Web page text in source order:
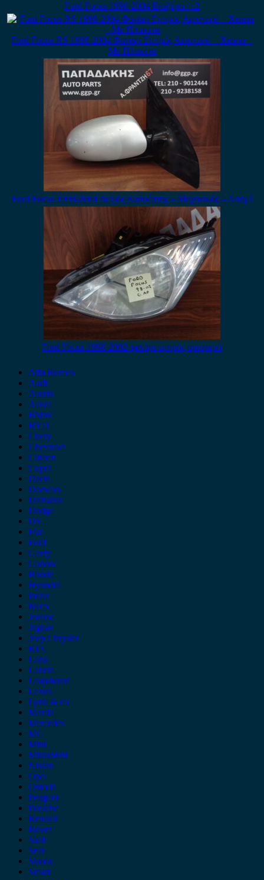
Ford Focus 1998-2004 Εταζέρα / c2
Ford Focus RS 1998-2004 Φανάρι Εμπρός Αριστερό – Xenon –
Με Πλακέτα
Ford Focus 1998-2004 Δεξιός Καθρέπτης – Μηχανικός – Ασημί
Ford Focus 1998-2002 φανάρι εμπρός αριστερό
Alfa Romeo
Audi
Austin
Acura
BMW
BYD
Chery
Chevrolet
Citroen
Cupra
Dacia
Daewoo
Daihatsu
Dodge
DS
Fiat
Ford
Geely
Gonow
Honda
Hyundai
Isuzu
iveco
Jaecoo
Jaguar
Jeep Chrysler
KIA
Lada
Lancia
Leapmotor
Lexus
Lynk & co
Mazda
Mercedes
MG
Mini
Mitsubishi
Nissan
Opel
Omoda
Peugeot
Porsche
Renault
Rover
Saab
Seat
Skoda
Smart